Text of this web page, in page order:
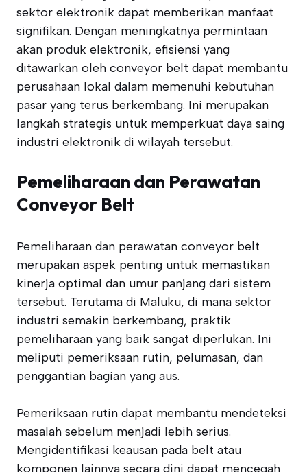
sektor elektronik dapat memberikan manfaat
signifikan. Dengan meningkatnya permintaan
akan produk elektronik, efisiensi yang
ditawarkan oleh conveyor belt dapat membantu
perusahaan lokal dalam memenuhi kebutuhan
pasar yang terus berkembang. Ini merupakan
langkah strategis untuk memperkuat daya saing
industri elektronik di wilayah tersebut.
Pemeliharaan dan Perawatan
Conveyor Belt
Pemeliharaan dan perawatan conveyor belt
merupakan aspek penting untuk memastikan
kinerja optimal dan umur panjang dari sistem
tersebut. Terutama di Maluku, di mana sektor
industri semakin berkembang, praktik
pemeliharaan yang baik sangat diperlukan. Ini
meliputi pemeriksaan rutin, pelumasan, dan
penggantian bagian yang aus.
Pemeriksaan rutin dapat membantu mendeteksi
masalah sebelum menjadi lebih serius.
Mengidentifikasi keausan pada belt atau
komponen lainnya secara dini dapat mencegah